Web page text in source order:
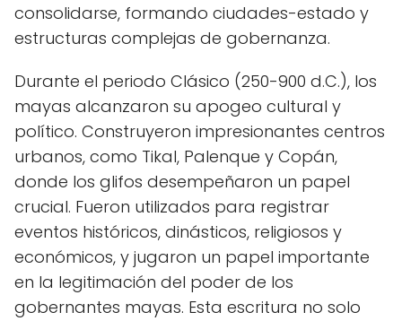
consolidarse, formando ciudades-estado y
estructuras complejas de gobernanza.
Durante el periodo Clásico (250-900 d.C.), los
mayas alcanzaron su apogeo cultural y
político. Construyeron impresionantes centros
urbanos, como Tikal, Palenque y Copán,
donde los glifos desempeñaron un papel
crucial. Fueron utilizados para registrar
eventos históricos, dinásticos, religiosos y
económicos, y jugaron un papel importante
en la legitimación del poder de los
gobernantes mayas. Esta escritura no solo